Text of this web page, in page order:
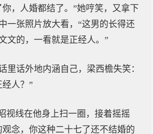
你，人婚都结了。”她哼笑，又拿下
一张照片放大看，“这男的长得还
文的，一看就是正经人。”
里话外地内涵自己，梁西檐失笑：
人？”
视线在他身上扫一圈，接着摇摇
观念，你这种二十七了还不结婚的